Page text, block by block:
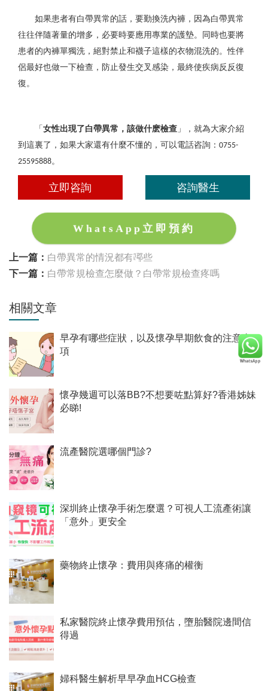
如果患者有白帶異常的話，要勤換洗內褲，因為白帶異常
往往伴隨著量的增多，必要時要應用專業的護墊。同時也要將
患者的內褲單獨洗，絕對禁止和襪子這樣的衣物混洗的。性伴
侶最好也做一下檢查，防止發生交叉感染，最終使疾病反反復
復。
「 女性出現了白帶異常，該做什麽檢查 」，就為大家介紹
到這裏了，如果大家還有什麼不懂的，可以電話咨詢： 0755-
25595888。
立即咨詢 咨詢醫生
WhatsApp立即預約
上一篇： 白帶異常的情況都有哪些
下一篇： 白帶常規檢查怎麼做？白帶常規檢查疼嗎
相關文章
早孕有哪些症狀，以及懷孕早期飲食的注意事
項
懷孕幾週可以落BB?不想要咗點算好?香港姊妹
必睇!
流產醫院選哪個門診?
深圳終止懷孕手術怎麼選？可視人工流產術讓
「意外」更安全
藥物終止懷孕：費用與疼痛的權衡
私家醫院終止懷孕費用預估，墮胎醫院邊間信
得過
婦科醫生解析早早孕血HCG檢查